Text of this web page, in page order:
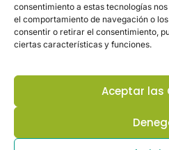
consentimiento a estas tecnologías
el comportamiento de navegación o
consentir o retirar el consentimiento,
ciertas características y funciones.
Aceptar las